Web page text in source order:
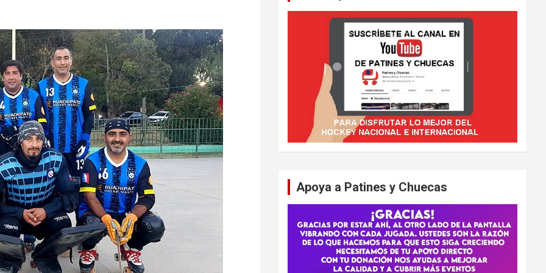
Apoya a Patines y Chuecas